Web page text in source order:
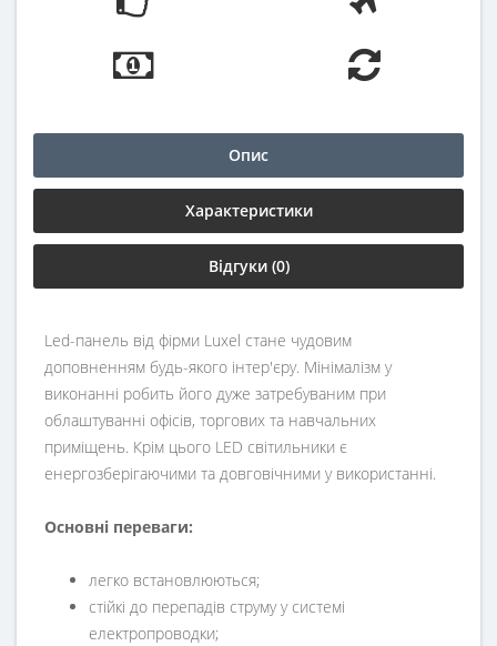
Опис
Характеристики
Відгуки (0)
Led-панель від фірми Luxel стане чудовим
доповненням будь-якого інтер'єру. Мінімалізм у
виконанні робить його дуже затребуваним при
облаштуванні офісів, торгових та навчальних
приміщень. Крім цього LED світильники є
енергозберігаючими та довговічними у використанні.
Основні переваги:
легко встановлюються;
стійкі до перепадів струму у системі
електропроводки;